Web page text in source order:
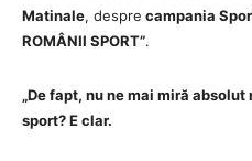
Matinale, despre campania
ROMÂNII SPORT”.
„De fapt, nu ne mai miră
sport? E clar.